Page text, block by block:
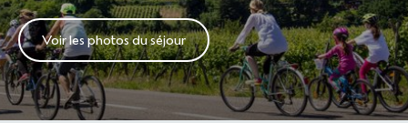
Voir les photos du séjour